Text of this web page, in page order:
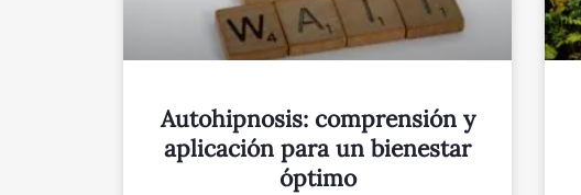
Autohipnosis: comprensión y
aplicación para un bienestar
óptimo